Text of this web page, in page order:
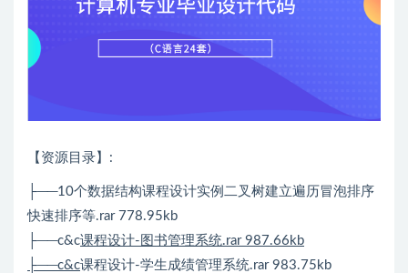
【资源目录】:
├──10个数据结构课程设计实例二叉树建立遍历冒泡排序
快速排序等.rar 778.95kb
├──c&c课程设计-图书管理系统.rar 987.66kb
├──c&c课程设计-学生成绩管理系统.rar 983.75kb